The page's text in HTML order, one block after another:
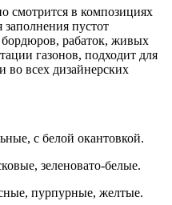
смотрится в композициях
заполнения пустот
рабаток, живых
газонов, подходит для
во всех дизайнерских
с белой окантовкой.
зеленовато-белые.
пурпурные, желтые.